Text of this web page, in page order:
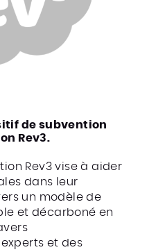
de subvention
Rev3.
Rev3 vise à aider
dans leur
un modèle de
et décarboné en
et des